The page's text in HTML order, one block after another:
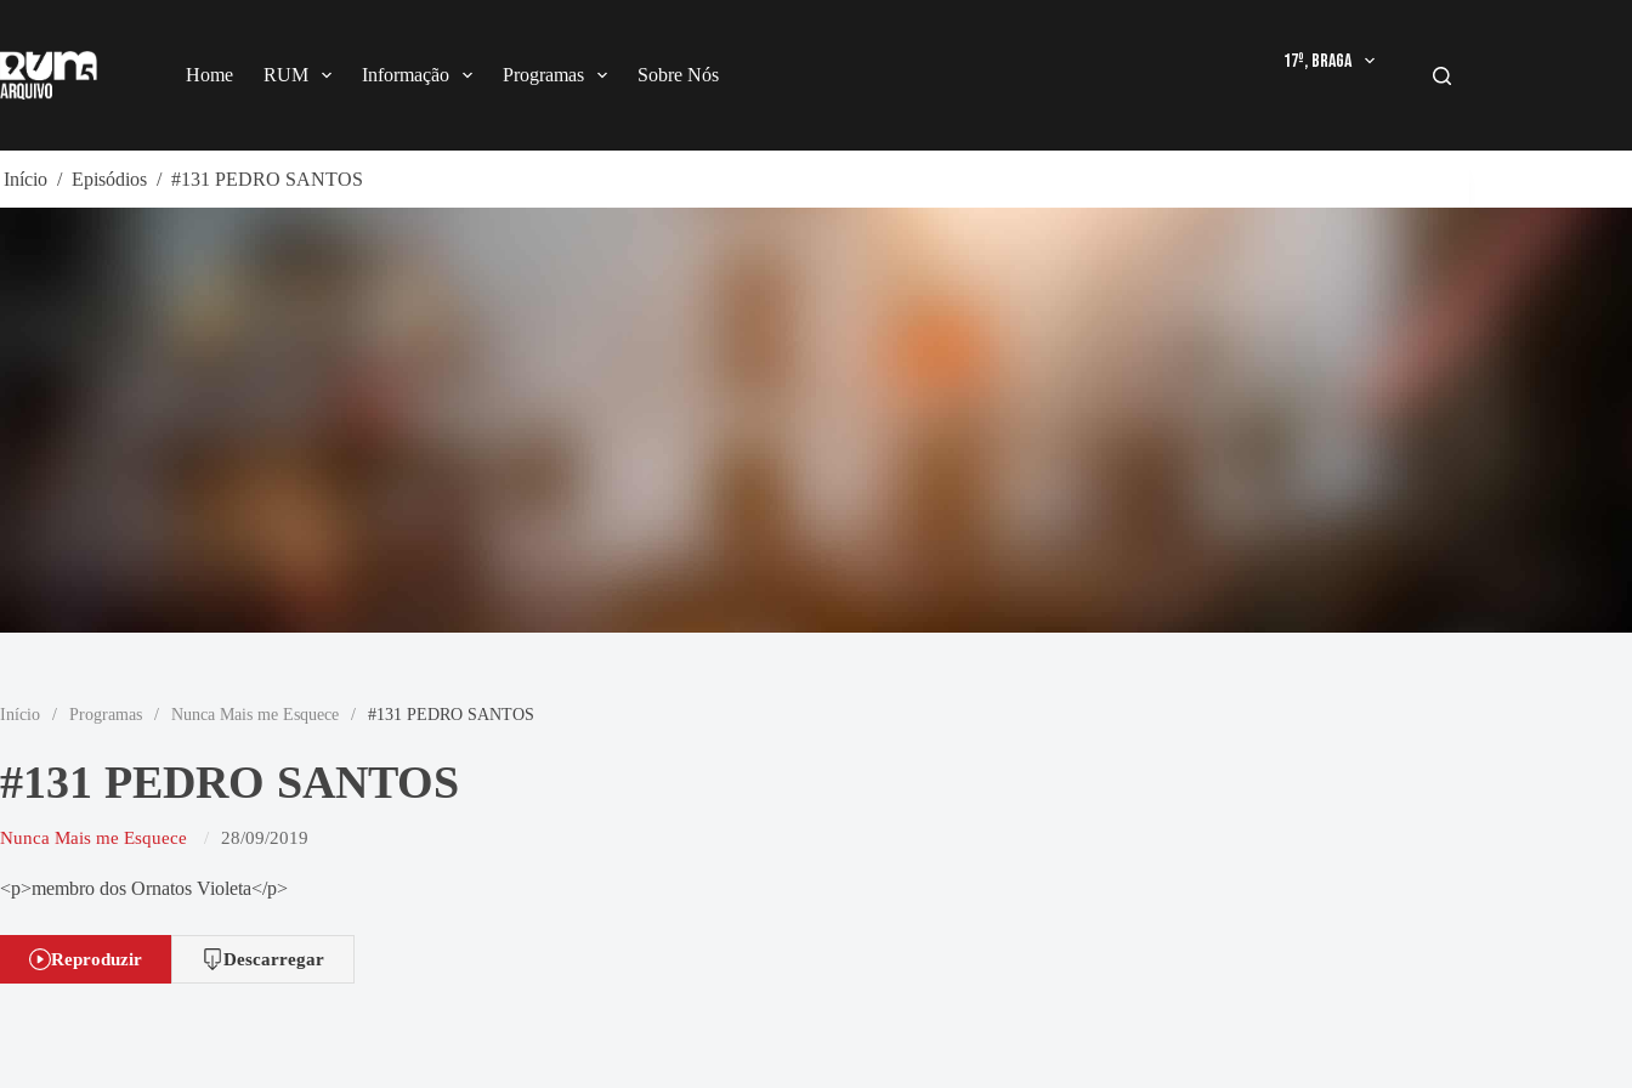
o
conteúdo
Home RUM Informação Programas Sobre Nós
17º, Braga
Início / Episódios / #131 PEDRO SANTOS
Início / Programas / Nunca Mais me Esquece / #131 PEDRO SANTOS
#131 PEDRO SANTOS
Nunca Mais me Esquece 28/09/2019
<p>membro dos Ornatos Violeta</p>
Reproduzir Descarregar